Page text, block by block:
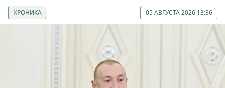
ХРОНИКА 05 АВГУСТА 2026 13:36